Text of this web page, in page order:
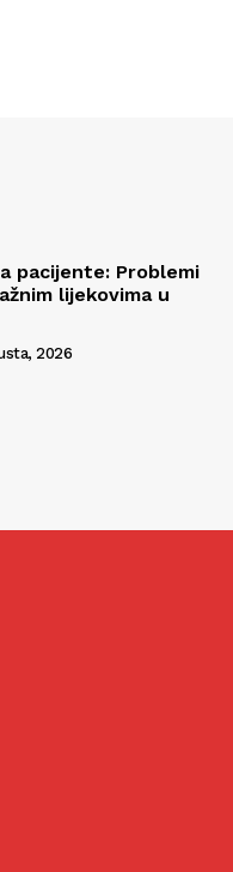
pacijente: Problemi
lijekovima u
2026